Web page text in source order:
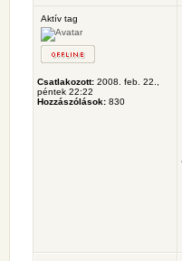
Aktív tag
Csatlakozott: 2008. feb. 22.,
péntek 22:22
Hozzászólások: 830